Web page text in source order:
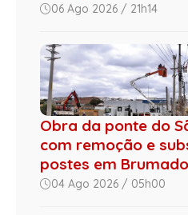
06 Ago 2026 / 21h14
Obra da ponte do
com remoção e
postes em Brumado
04 Ago 2026 / 05h00